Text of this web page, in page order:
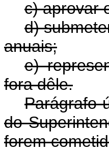
c) aprovar
d)
anuais;
e)
fora dêle.
Parágrafo
do
forem